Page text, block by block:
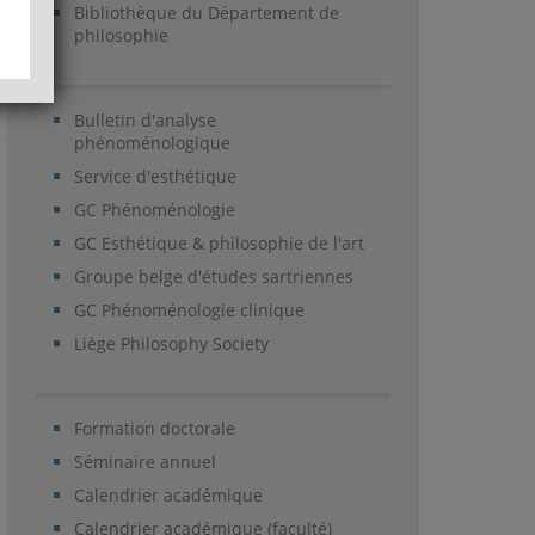
Bibliothèque du Département de
philosophie
Bulletin d'analyse
phénoménologique
Service d'esthétique
GC Phénoménologie
GC Esthétique & philosophie de l'art
Groupe belge d'études sartriennes
GC Phénoménologie clinique
Liège Philosophy Society
Formation doctorale
Séminaire annuel
Calendrier académique
Calendrier académique (faculté)